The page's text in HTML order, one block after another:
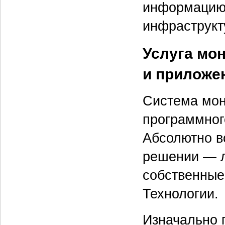
информацию
Услуга
и
Система
Абсолютно
решении —
Технологии.
Изначально